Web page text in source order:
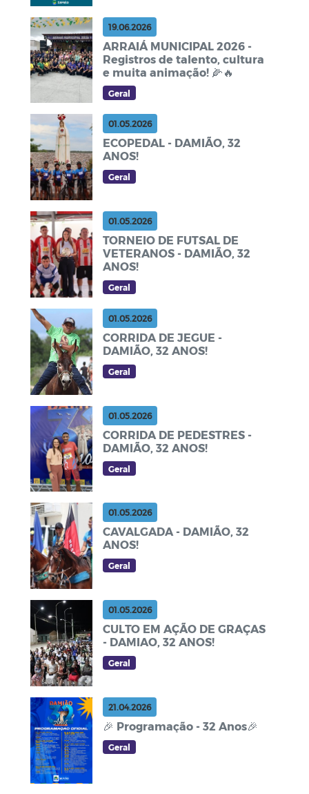
19.06.2026
ARRAIÁ MUNICIPAL 2026 -
Registros de talento, cultura
e muita animação! 🌽🔥
Geral
01.05.2026
ECOPEDAL - DAMIÃO, 32
ANOS!
Geral
01.05.2026
TORNEIO DE FUTSAL DE
VETERANOS - DAMIÃO, 32
ANOS!
Geral
01.05.2026
CORRIDA DE JEGUE -
DAMIÃO, 32 ANOS!
Geral
01.05.2026
CORRIDA DE PEDESTRES -
DAMIÃO, 32 ANOS!
Geral
01.05.2026
CAVALGADA - DAMIÃO, 32
ANOS!
Geral
01.05.2026
CULTO EM AÇÃO DE GRAÇAS
- DAMIAO, 32 ANOS!
Geral
21.04.2026
🎉 Programação - 32 Anos🎉
Geral